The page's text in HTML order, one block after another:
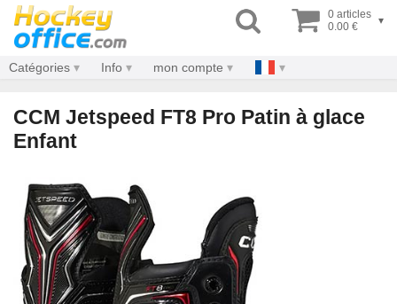
0 articles
0.00 €
▾
Catégories Info mon compte
CCM Jetspeed FT8 Pro Patin à glace
Enfant